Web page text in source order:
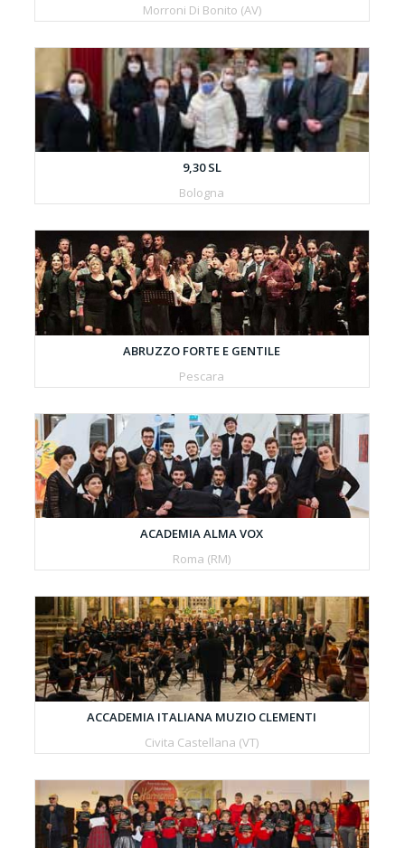
Morroni Di Bonito (AV)
9,30 SL
Bologna
ABRUZZO FORTE E GENTILE
Pescara
ACADEMIA ALMA VOX
Roma (RM)
ACCADEMIA ITALIANA MUZIO CLEMENTI
Civita Castellana (VT)